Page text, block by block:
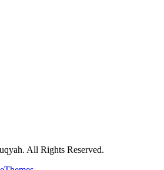
All Rights Reserved.